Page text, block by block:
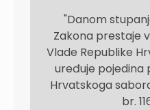
"Danom
Zakona prestaje
Vlade Republike
uređuje pojedina
Hrvatskoga
br.